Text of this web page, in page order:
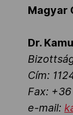
Magyar
Dr.
Cím:
Fax:
e-mail: